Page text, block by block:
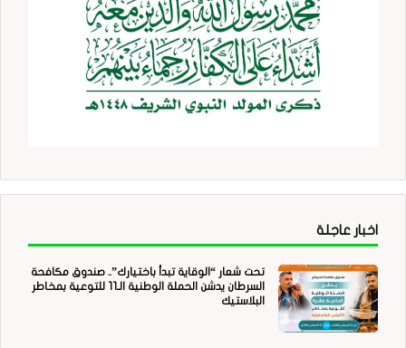
اخبار عاجلة
تحت شعار “الوقاية تبدأ باختيارك”.. صندوق مكافحة
السرطان يدشن الحملة الوطنية الـ11 للتوعية بمخاطر
البلاستيك